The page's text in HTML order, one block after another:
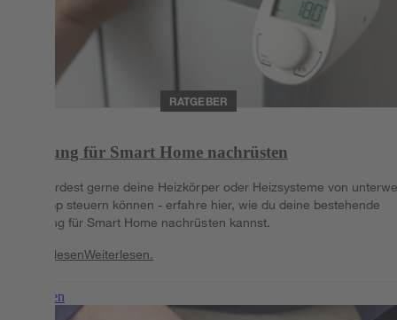
RATGEBER
Heizung für Smart Home nachrüsten
Du würdest gerne deine Heizkörper oder Heizsysteme von
per App steuern können - erfahre hier, wie du deine bestehende
Heizung für Smart Home nachrüsten kannst.
WeiterlesenWeiterlesen.
Weiterlesen